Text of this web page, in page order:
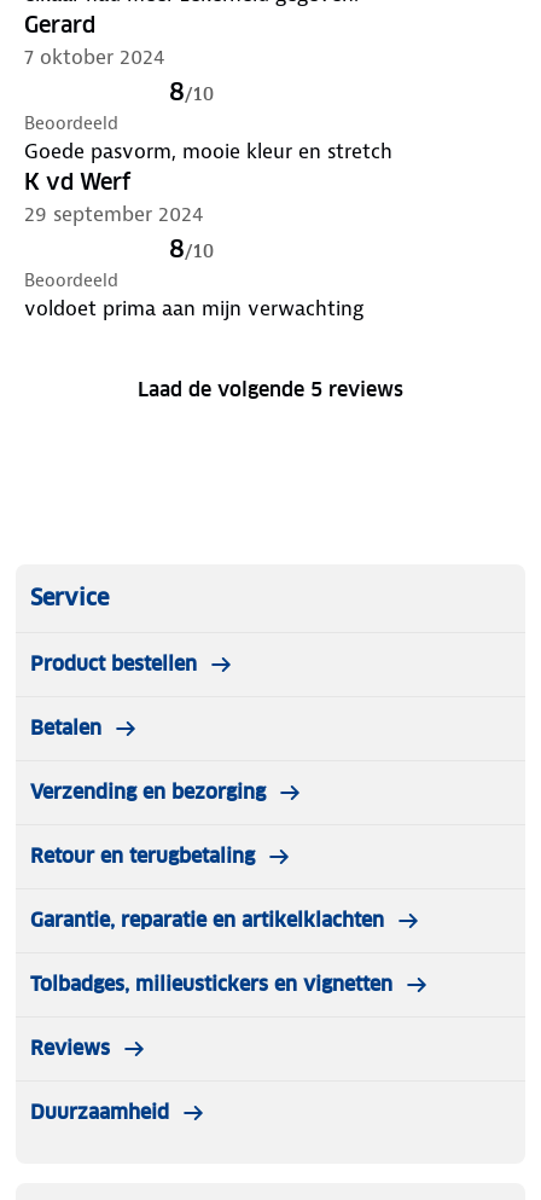
Gerard
7 oktober 2024
8/10
Beoordeeld
Goede pasvorm, mooie kleur en stretch
K vd Werf
29 september 2024
8/10
Beoordeeld
voldoet prima aan mijn verwachting
Laad de volgende 5 reviews
Service
Product bestellen
Betalen
Verzending en bezorging
Retour en terugbetaling
Garantie, reparatie en artikelklachten
Tolbadges, milieustickers en vignetten
Reviews
Duurzaamheid